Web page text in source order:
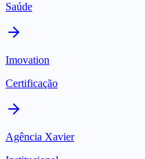
Saúde
Imovation
Certificação
Agência Xavier